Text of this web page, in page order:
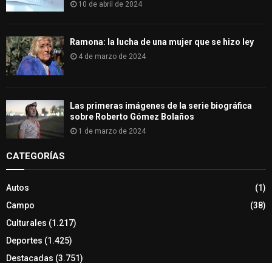
10 de abril de 2024
Ramona: la lucha de una mujer que se hizo ley
4 de marzo de 2024
Las primeras imágenes de la serie biográfica
sobre Roberto Gómez Bolaños
1 de marzo de 2024
CATEGORÍAS
Autos
(1)
Campo
(38)
Culturales (1.217)
Deportes (1.425)
Destacadas (3.751)